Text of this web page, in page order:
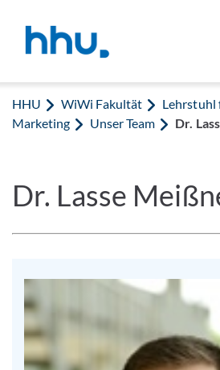
HHU WiWi Fakultät
Lehrstuhl
Marketing
Unser Team Dr.
Dr. Lasse